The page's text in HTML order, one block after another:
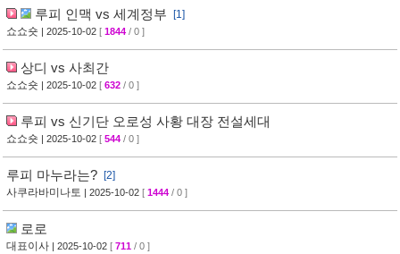
루피 인맥 vs 세계정부
[1]
쇼쇼숏 | 2025-10-02 [ 1844 / 0 ]
상디 vs 사최간
쇼쇼숏 | 2025-10-02 [ 632 / 0 ]
루피 vs 신기단 오로성 사황 대장 전설세대
쇼쇼숏 | 2025-10-02 [ 544 / 0 ]
루피 마누라는?
[2]
사쿠라바미나토 | 2025-10-02 [ 1444 / 0 ]
로로
대표이사 | 2025-10-02 [ 711 / 0 ]